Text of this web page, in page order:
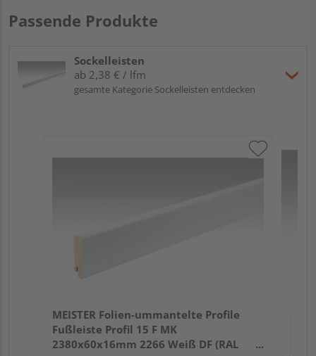
Passende Produkte
Sockelleisten
ab 2,38 € / lfm
gesamte Kategorie Sockelleisten entdecken
MEISTER Folien-ummantelte Profile
Fußleiste Profil 15 F MK
2380x60x16mm 2266 Weiß DF (RAL